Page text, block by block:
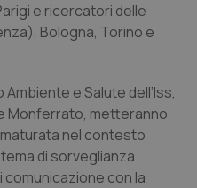
e ricercatori delle
Bologna, Torino e
e Salute dell’Iss,
Monferrato, metteranno
nel contesto
di sorveglianza
comunicazione con la